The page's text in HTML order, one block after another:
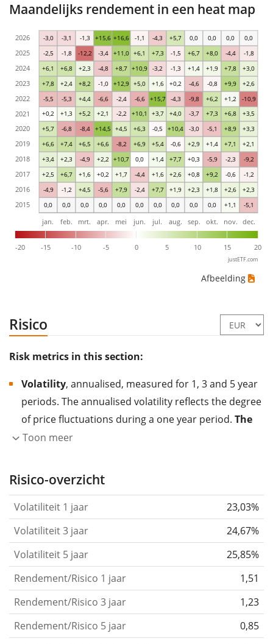
Maandelijks rendement in een heat map
0,0 0,0 0,0 0,0 0,0 0,0 0,0 0,0 0,0 0,0 +1,1 -5,1
-4,9 -1,2 +4,5 -5,6 +7,9 -2,4 +7,7 +1,9 +2,3 +1,8 +2,6 +2,3
+2,5 +6,7 +1,6 +0,2 +1,7 -4,4 +1,6 +2,6 +0,8 +9,2 -0,6 -1,2
+3,4 +2,3 -4,9 +2,2 +10,7 0,0 +1,4 +7,7 +0,3 -5,9 -2,3 -9,2
+6,6 +7,4 +6,5 +6,6 -8,2 +6,9 +5,4 -0,6 +2,9 +1,4 +7,1 +2,1
+5,7 -6,8 -8,4 +14,5 +4,5 +6,3 -0,5 +10,4 -3,0 -5,1 +8,9 +3,3
+0,2 +1,3 +5,2 +2,1 -2,2 +10,1 +3,7 +4,0 -3,7 +7,3 +6,8 +3,5
-5,5 -5,3 +4,4 -6,6 -2,4 -6,6 +15,7 -4,3 -9,8 +6,2 +1,2 -10,9
+7,8 +2,4 +8,2 -1,0 +12,9 +5,0 +1,6 +0,2 -4,6 -0,8 +9,9 +2,6
+6,1 +6,8 +2,3 -4,8 +8,7 +10,9 -3,2 -1,3 +1,4 +1,9 +7,8 +3,0
-2,5 -1,8 -12,2 -3,4 +11,0 +6,1 +7,3 -1,5 +6,7 +8,0 -4,4 -1,8
-3,0 -3,1 -1,3 +15,6 +16,6 -1,1 -4,3 +5,7 0,0 0,0 0,0 0,0
-20 -15 -10 -5 0 5 10 15 20
jan. feb. mrt. apr. mei jun. jul. aug. sep. okt. nov. dec.
2015
2016
2017
2018
2019
2020
2021
2022
2023
2024
2025
2026
justETF.com
Afbeelding
Risico
Risk metrics in this section:
Volatility, annualised, measured for 1, 3 and 5 year
periods. The annualised volatility reflects the degree
of price fluctuations during a one year period. The
higher the volatility, the more significantly the
the past.
Assets with higher volatility are generally
based on the data for the past 1, 3 and 5 years so
that you can see if price fluctuations for the ETF
became stronger or weaker over time.
Return per riskfor 1, 3 and 5 year periods. This is
the annualised (i.e. converted to a one year period)
past return divided by the past annualised volatility.
The metric puts the historical return of an asset
in relation to its historical riskand gives you a
Toon meer
Risico-overzicht
Volatiliteit 1 jaar
23,03%
Volatiliteit 3 jaar
24,67%
Volatiliteit 5 jaar
25,85%
Rendement/Risico 1 jaar
1,51
Rendement/Risico 3 jaar
1,23
Rendement/Risico 5 jaar
0,85